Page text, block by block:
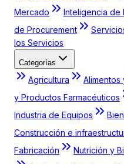
Mercado
Inteligencia de
de Procurement
los Servicios
Categorías
Agricultura Alimentos
y Productos Farmacéuticos
Industria de Equipos
Construcción e
Fabricación
Nutrición y